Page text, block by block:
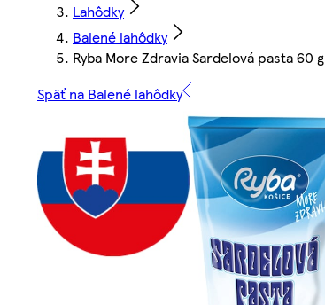
Lahôdky
Balené lahôdky
Ryba More Zdravia Sardelová pasta 60 g
Späť na Balené lahôdky